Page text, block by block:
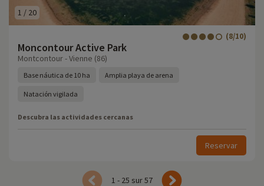
1 / 20
Moncontour Active Park
(8/10)
Montcontour - Vienne (86)
Base náutica de 10 ha Amplia playa de arena
Natación vigilada
Descubra las actividades cercanas
Reservar
1 - 25 sur 57